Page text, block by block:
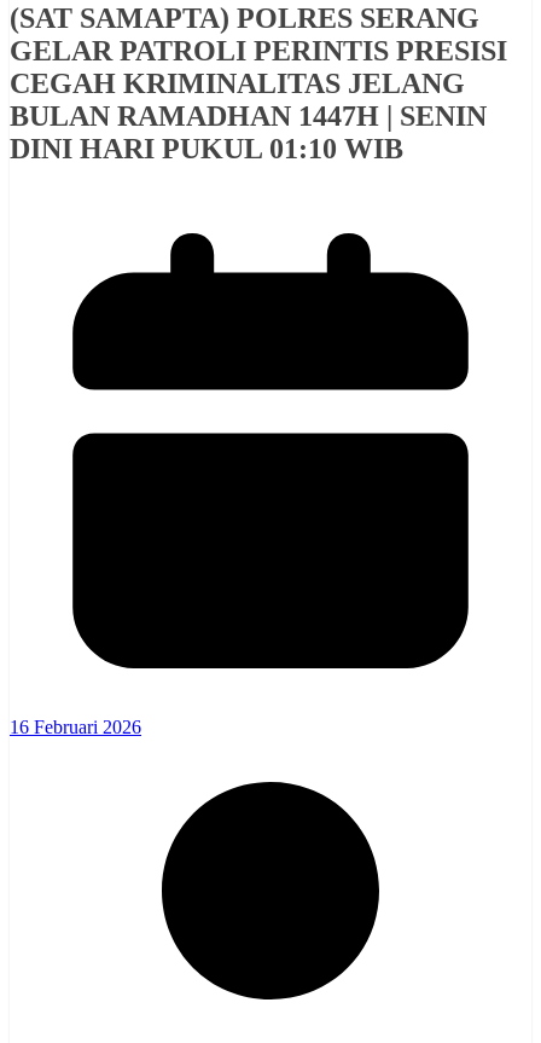
(SAT SAMAPTA) POLRES SERANG
GELAR PATROLI PERINTIS PRESISI
CEGAH KRIMINALITAS JELANG
BULAN RAMADHAN 1447H | SENIN
DINI HARI PUKUL 01:10 WIB
16 Februari 2026